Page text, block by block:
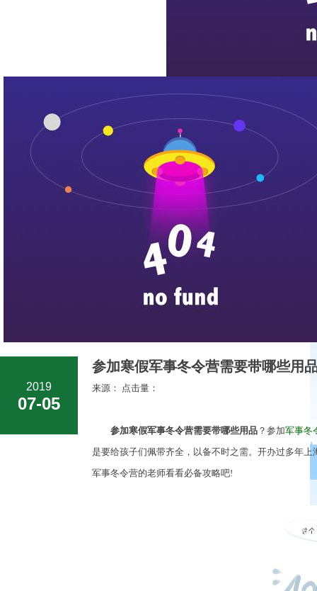
2019
07-05
参加寒假军事冬令营需要带哪些用
来源： 点击量：
参加寒假军事冬令营需要带哪些用品 ？参加军事冬
是要给孩子们佩带齐全，以备不时之需。开办过多年
军事冬令营的老师看看必备攻略吧!